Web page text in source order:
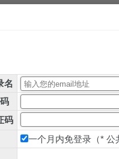
名
码
一个月内免登录（*